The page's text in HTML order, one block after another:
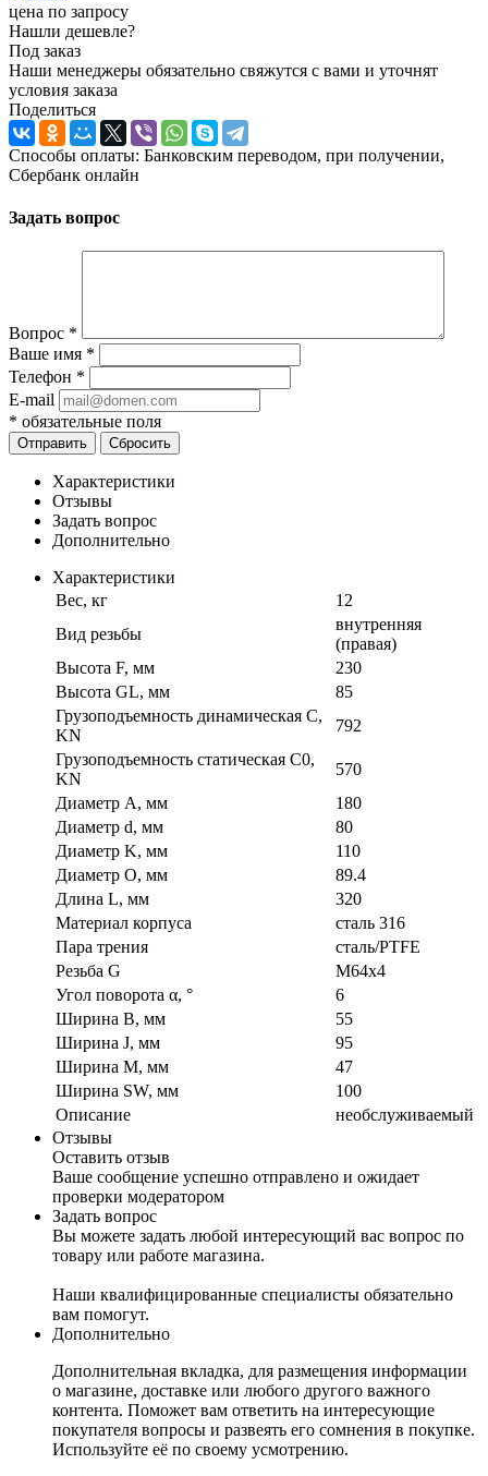
цена по запросу
Нашли дешевле?
Под заказ
Наши менеджеры обязательно свяжутся с вами и уточнят
условия заказа
Поделиться
Способы оплаты: Банковским переводом, при получении,
Сбербанк онлайн
Задать вопрос
Вопрос *
Ваше имя *
Телефон *
E-mail
* обязательные поля
Отправить Сбросить
Характеристики
Отзывы
Задать вопрос
Дополнительно
Характеристики
Вес, кг
12
Вид резьбы
внутренняя
(правая)
Высота F, мм
230
Высота GL, мм
85
Грузоподъемность динамическая C,
KN
792
Грузоподъемность статическая C0,
KN
570
Диаметр A, мм
180
Диаметр d, мм
80
Диаметр K, мм
110
Диаметр O, мм
89.4
Длина L, мм
320
Материал корпуса
сталь 316
Пара трения
сталь/PTFE
Резьба G
M64x4
Угол поворота α, °
6
Ширина B, мм
55
Ширина J, мм
95
Ширина M, мм
47
Ширина SW, мм
100
Описание
необслуживаемый
Отзывы
Оставить отзыв
Ваше сообщение успешно отправлено и ожидает
проверки модератором
Задать вопрос
Вы можете задать любой интересующий вас вопрос по
товару или работе магазина.
Наши квалифицированные специалисты обязательно
вам помогут.
Дополнительно
Дополнительная вкладка, для размещения информации
о магазине, доставке или любого другого важного
контента. Поможет вам ответить на интересующие
покупателя вопросы и развеять его сомнения в покупке.
Используйте её по своему усмотрению.